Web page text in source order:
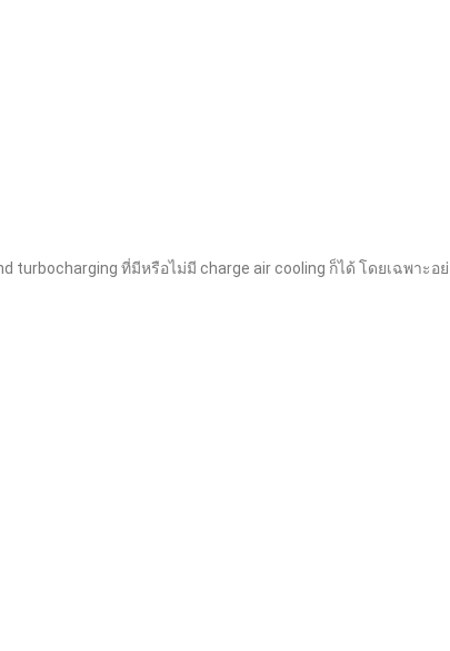
ที่มีหรือไม่มี charge air cooling ก็ได้ โดยเฉพาะอ